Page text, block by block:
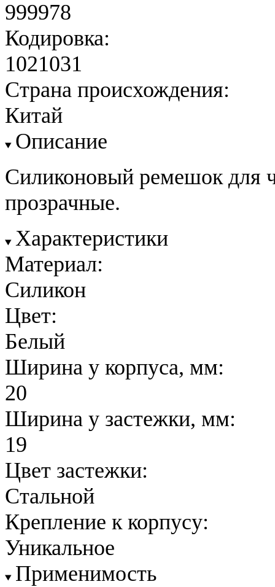
999978
Кодировка:
1021031
Страна происхождения:
Китай
Описание
Силиконовый ремешок для
прозрачные.
Характеристики
Материал:
Силикон
Цвет:
Белый
Ширина у корпуса, мм:
20
Ширина у застежки, мм:
19
Цвет застежки:
Стальной
Крепление к корпусу:
Уникальное
Применимость